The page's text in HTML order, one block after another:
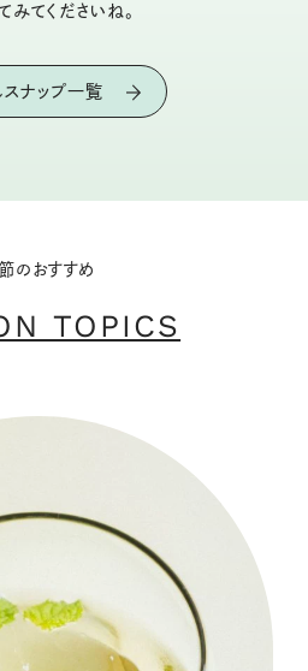
みてくださいね。
スナップ一覧
のおすすめ
TOPICS